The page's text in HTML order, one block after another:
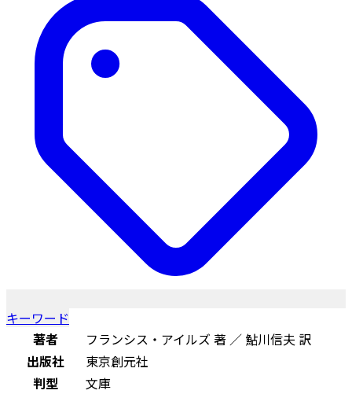
キーワード
著者
フランシス・アイルズ 著 ／ 鮎川信夫 訳
出版社
東京創元社
判型
文庫